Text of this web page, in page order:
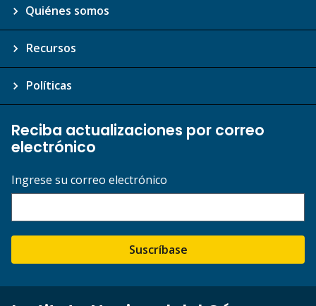
Quiénes somos
Recursos
Políticas
Reciba actualizaciones por correo
electrónico
Ingrese su correo electrónico
Suscríbase